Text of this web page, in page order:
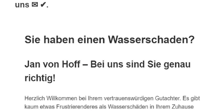
uns ✉ ✔.